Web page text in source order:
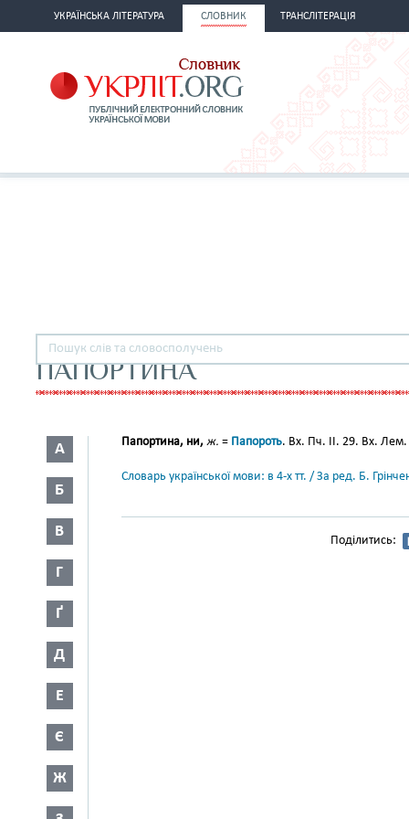
УКРАЇНСЬКА ЛІТЕРАТУРА СЛОВНИК ТРАНСЛІТЕРАЦІЯ
ПАПОРТИНА
А
Б
В
Г
Ґ
Д
Е
Є
Ж
Папортина, ни, ж. = Папороть. Вх. Пч. II. 29. Вх. Лем.
Словарь української мови: в 4-х тт. / За ред. Б.
Поділитись: